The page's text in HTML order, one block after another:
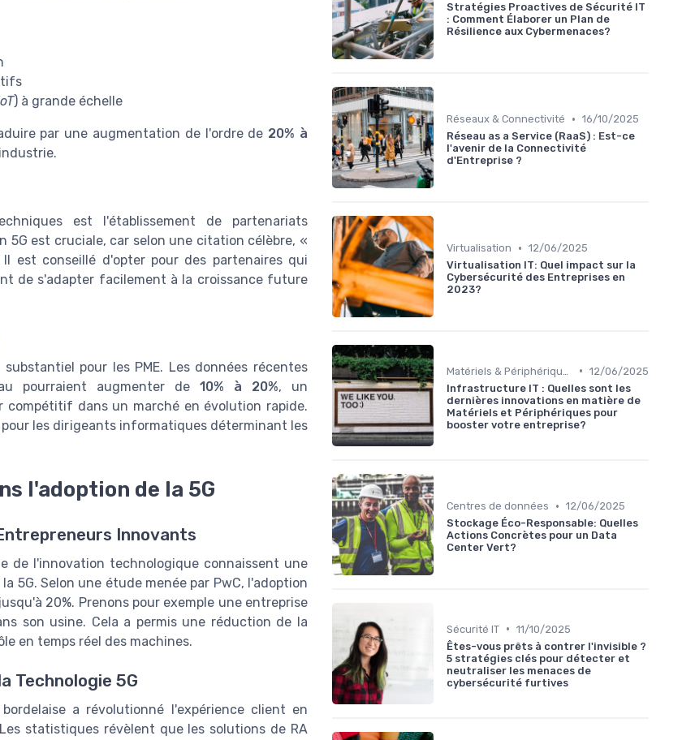
) à grande échelle
par une augmentation de l'ordre de 20% à
est l'établissement de partenariats
est cruciale, car selon une citation célèbre, «
est conseillé d'opter pour des partenaires qui
de s'adapter facilement à la croissance future
pour les PME. Les données récentes
pourraient augmenter de 10% à 20%, un
compétitif dans un marché en évolution rapide.
les dirigeants informatiques déterminant les
l'adoption de la 5G
Innovants
de l'innovation technologique connaissent une
5G. Selon une étude menée par PwC, l'adoption
20%. Prenons pour exemple une entreprise
son usine. Cela a permis une réduction de la
en temps réel des machines.
Technologie 5G
a révolutionné l'expérience client en
statistiques révèlent que les solutions de RA
Stratégies Proactives de Sécurité IT
: Comment Élaborer un Plan de
Résilience aux Cybermenaces?
Réseaux & Connectivité • 16/10/2025
Réseau as a Service (RaaS) : Est-ce
l'avenir de la Connectivité
d'Entreprise ?
Virtualisation • 12/06/2025
Virtualisation IT: Quel impact sur la
Cybersécurité des Entreprises en
2023?
• 12/06/2025
Infrastructure IT : Quelles sont les
dernières innovations en matière de
Matériels et Périphériques pour
booster votre entreprise?
Centres de données • 12/06/2025
Stockage Éco-Responsable: Quelles
Actions Concrètes pour un Data
Center Vert?
Sécurité IT • 11/10/2025
Êtes-vous prêts à contrer l'invisible ?
5 stratégies clés pour détecter et
neutraliser les menaces de
cybersécurité furtives